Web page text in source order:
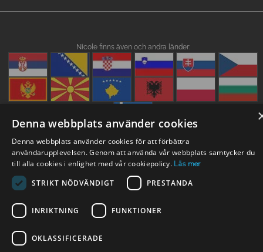
Nicole finns även och andra länder:
Denna webbplats använder cookies
Denna webbplats använder cookies för att förbättra
användarupplevelsen. Genom att använda vår webbplats samtycker du
till alla cookies i enlighet med vår cookiepolicy. Läs mer
STRIKT NÖDVÄNDIGT PRESTANDA
INRIKTNING FUNKTIONER
OKLASSIFICERADE